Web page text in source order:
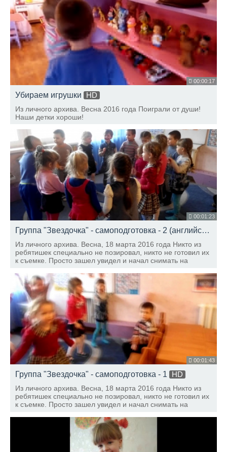
00:00:17
Убираем игрушки
HD
Из личного архива. Весна 2016 года Поиграли от души!
Наши детки хороши!
00:01:23
Группа "Звездочка" - самоподготовка - 2 (английский)
Из личного архива. Весна, 18 марта 2016 года Никто из
ребятишек специально не позировал, никто не готовил их
к съемке. Просто зашел увидел и начал снимать на
человек. Настоящие артисты!
00:01:43
Группа "Звездочка" - самоподготовка - 1
HD
Из личного архива. Весна, 18 марта 2016 года Никто из
ребятишек специально не позировал, никто не готовил их
к съемке. Просто зашел увидел и начал снимать на
человек. Настоящие артисты!